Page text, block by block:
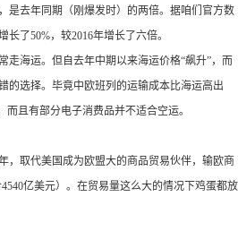
是去年同期（刚爆发时）的两倍。据咱们官方数
了50%，较2016年增长了六倍。
走海运。但自去年中期以来海运价格“飙升”，而
的选择。毕竟中欧班列的运输成本比海运高出
且有部分电子消费品并不适合空运。
取代美国成为欧盟大的商品贸易伙伴，输欧商
亿美元）。在贸易量这么大的情况下鸡蛋都放